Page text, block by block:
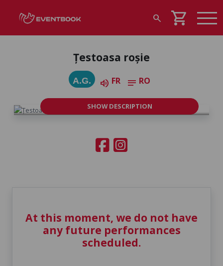
search shopping_cart
Țestoasa roșie
A.G. volume_up FR notes RO
SHOW DESCRIPTION
At this moment, we do not have
any future performances
scheduled.